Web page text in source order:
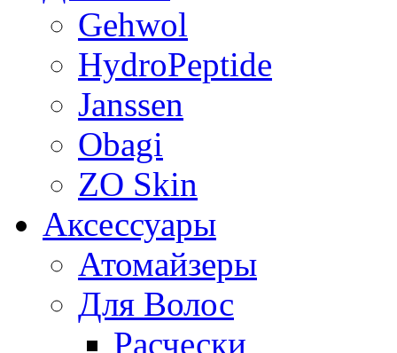
Gehwol
HydroPeptide
Janssen
Obagi
ZO Skin
Aксессуары
Атомайзеры
Для Волос
Расчески